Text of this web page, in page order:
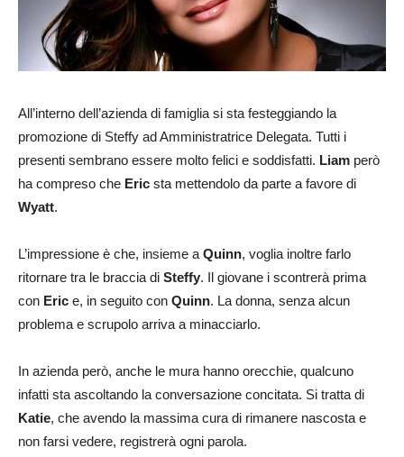
All’interno dell’azienda di famiglia si sta festeggiando la
promozione di Steffy ad Amministratrice Delegata. Tutti i
presenti sembrano essere molto felici e soddisfatti. Liam però
ha compreso che Eric sta mettendolo da parte a favore di
Wyatt.
L’impressione è che, insieme a Quinn, voglia inoltre farlo
ritornare tra le braccia di Steffy. Il giovane i scontrerà prima
con Eric e, in seguito con Quinn. La donna, senza alcun
problema e scrupolo arriva a minacciarlo.
In azienda però, anche le mura hanno orecchie, qualcuno
infatti sta ascoltando la conversazione concitata. Si tratta di
Katie, che avendo la massima cura di rimanere nascosta e
non farsi vedere, registrerà ogni parola.